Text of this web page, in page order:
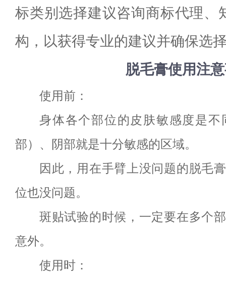
标类别选择建议咨询商标代理、
构，以获得专业的建议并确保选
脱毛膏使用注
使用前：
身体各个部位的皮肤敏感度是
部）、阴部就是十分敏感的区域。
因此，用在手臂上没问题的脱毛
位也没问题。
斑贴试验的时候，一定要在多个
意外。
使用时：